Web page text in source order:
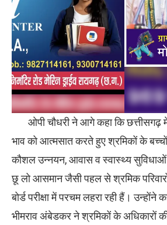
ओपी चौधरी ने आगे कहा कि छत्तीसगढ़
भाव को आत्मसात करते हुए श्रमिकों के बच्चों
कौशल उन्नयन, आवास व स्वास्थ्य सुविधाओं
छू लो आसमान जैसी पहल से श्रमिक
बोर्ड परीक्षा में परचम लहरा रही हैं। उन्होंने
भीमराव अंबेडकर ने श्रमिकों के अधिकारों